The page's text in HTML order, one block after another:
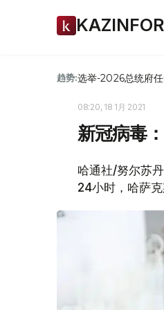
趋势:选举-2026总统府
08:20, 18 1月 2021
新冠病毒
哈通社/努尔苏
24小时，哈萨